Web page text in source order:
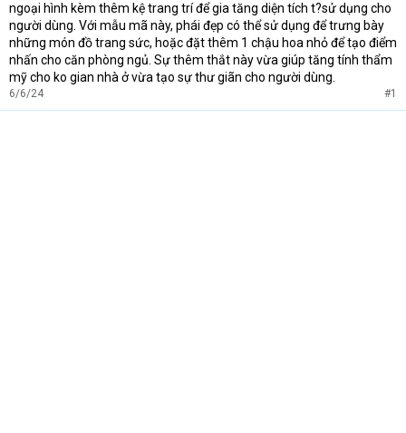
ngoại hình kèm thêm kệ trang trí để gia tăng diện tích t?sử dụng cho
người dùng. Với mẫu mã này, phái đẹp có thể sử dụng để trưng bày
những món đồ trang sức, hoặc đặt thêm 1 chậu hoa nhỏ để tạo điểm
nhấn cho căn phòng ngủ. Sự thêm thắt này vừa giúp tăng tính thẩm
mỹ cho ko gian nhà ở vừa tạo sự thư giãn cho người dùng.
6/6/24 #1